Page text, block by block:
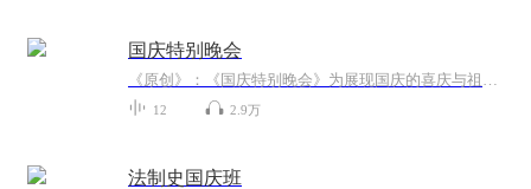
国庆特别晚会
《原创》：《国庆特别晚会》为展现国庆的喜庆与祖国的深情我将以具体的场景切入从清晨升旗的庄严到街头巷尾的欢庆到历史与当下的交融，用优美的笔触传递对祖国的热爱与自豪！用诗歌和情感美文形式，歌颂祖国的繁荣富强，祝人民幸福安康！
12 2.9万
法制史国庆班